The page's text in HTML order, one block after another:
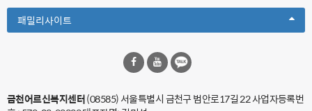
패밀리사이트Toggle
Dropdown
금천어르신복지센터(08585) 서울특별시 금천구 범안로17길 22사업자등록번